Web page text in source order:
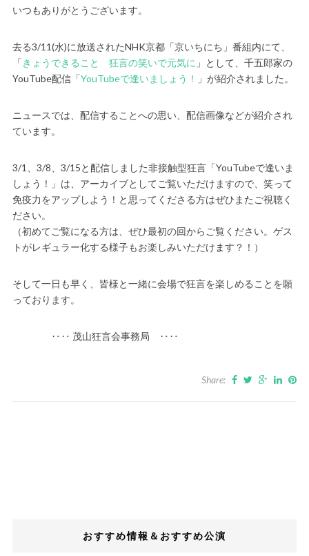
いつもありがとうございます。
去る3/11(水)に放送されたNHK京都「京いちにち」番組内にて、
「きょうできること 狂言の笑いで元気に 」として、千五郎家の
YouTube配信「YouTubeで逢いましょう！ 」が紹介されました。
ニュースでは、配信することへの思い、配信画像などが紹介され
ています。
3/1、3/8、3/15と配信しました非接触型狂言「YouTubeで逢いま
しょう！」は、アーカイブとしてご覧いただけますので、笑って
免疫力をアップしよう！と思ってくださる方はぜひまたご視聴く
ださい。
（初めてご覧になる方は、ぜひ最初の回からご覧ください。ゲス
トがレギュラー化する様子もお楽しみいただけます？！）
そして一日も早く、皆様と一緒に会場で狂言を楽しめることを願
っております。
‥‥ 茂山狂言会事務局 ‥‥
Share:
おすすめ情報＆おすすめ公演